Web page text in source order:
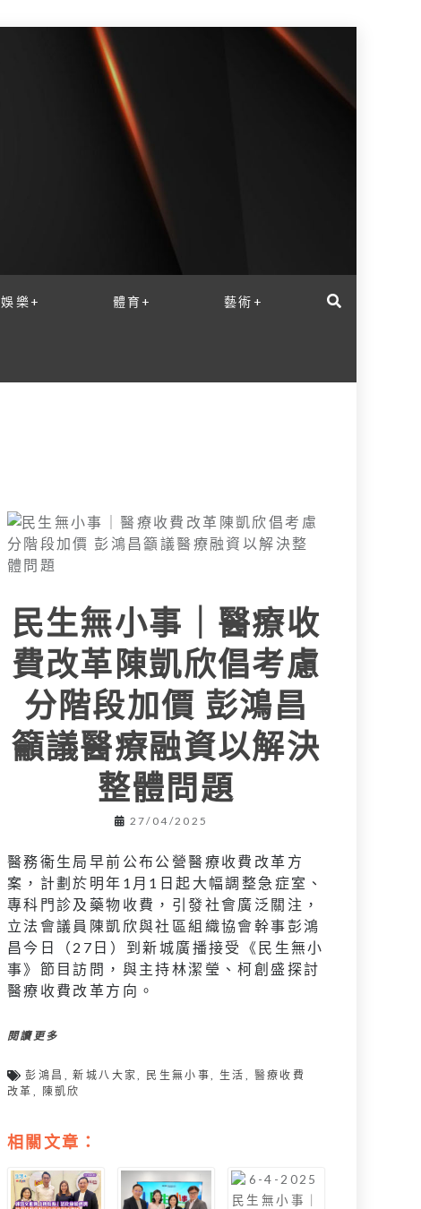
娛樂+ 體育+ 藝術+
民生無小事｜醫療收
費改革陳凱欣倡考慮
分階段加價 彭鴻昌
籲議醫療融資以解決
整體問題
27/04/2025
醫務衞生局早前公布公營醫療收費改革方
案，計劃於明年1月1日起大幅調整急症室、
專科門診及藥物收費，引發社會廣泛關注，
立法會議員陳凱欣與社區組織協會幹事彭鴻
昌今日（27日）到新城廣播接受《民生無小
事》節目訪問，與主持林潔瑩、柯創盛探討
醫療收費改革方向。
閱讀更多
彭鴻昌 ,新城八大家, 民生無小事, 生活 , 醫療收費
改革 , 陳凱欣
相關文章：
民生無小事｜